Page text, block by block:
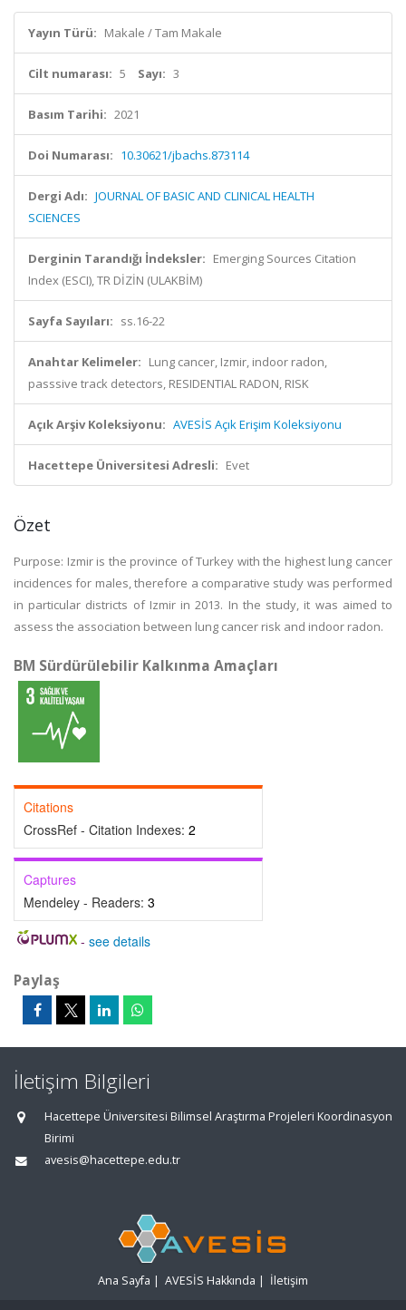
Yayın Türü: Makale / Tam Makale
Cilt numarası: 5 Sayı: 3
Basım Tarihi: 2021
Doi Numarası: 10.30621/jbachs.873114
Dergi Adı: JOURNAL OF BASIC AND CLINICAL HEALTH
SCIENCES
Derginin Tarandığı İndeksler: Emerging Sources Citation
Index (ESCI), TR DİZİN (ULAKBİM)
Sayfa Sayıları: ss.16-22
Anahtar Kelimeler: Lung cancer, Izmir, indoor radon,
passsive track detectors, RESIDENTIAL RADON, RISK
Açık Arşiv Koleksiyonu: AVESİS Açık Erişim Koleksiyonu
Hacettepe Üniversitesi Adresli: Evet
Özet
Purpose: Izmir is the province of Turkey with the highest lung cancer
incidences for males, therefore a comparative study was performed
in particular districts of Izmir in 2013. In the study, it was aimed to
assess the association between lung cancer risk and indoor radon.
BM Sürdürülebilir Kalkınma Amaçları
Citations
CrossRef - Citation Indexes: 2
Captures
Mendeley - Readers: 3
- see details
Paylaş
İletişim Bilgileri
Hacettepe Üniversitesi Bilimsel Araştırma Projeleri Koordinasyon
Birimi
avesis@hacettepe.edu.tr
Ana Sayfa | AVESİS Hakkında | İletişim